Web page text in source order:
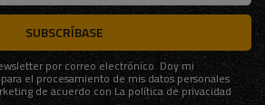
SUBSCRÍBASE
por correo electrónico. Doy mi
el procesamiento de mis datos personales
de acuerdo conLa política de privacidad